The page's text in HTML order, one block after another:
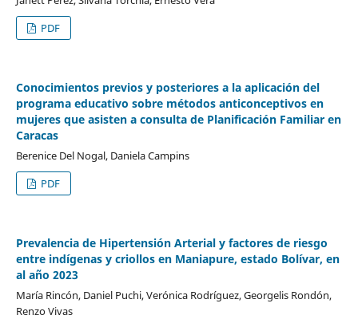
PDF
Conocimientos previos y posteriores a la aplicación del
programa educativo sobre métodos anticonceptivos en
mujeres que asisten a consulta de Planificación Familiar en
Caracas
Berenice Del Nogal, Daniela Campins
PDF
Prevalencia de Hipertensión Arterial y factores de riesgo
entre indígenas y criollos en Maniapure, estado Bolívar, en
al año 2023
María Rincón, Daniel Puchi, Verónica Rodríguez, Georgelis Rondón,
Renzo Vivas